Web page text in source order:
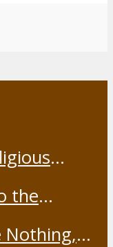
the
Nothing,